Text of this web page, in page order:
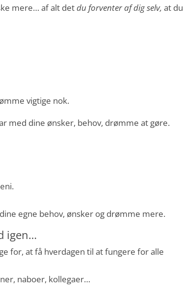
mere… af alt detdu forventer af dig selv, at du
vigtige nok.
med dine ønsker, behov, drømme at gøre.
egne behov, ønsker og drømme mere.
igen…
for, at få hverdagen til at fungere for alle
naboer, kollegaer…